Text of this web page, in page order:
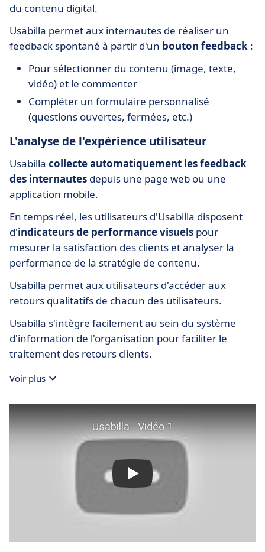
du contenu digital.
Usabilla permet aux internautes de réaliser un
feedback spontané à partir d'un bouton feedback :
Pour sélectionner du contenu (image, texte,
vidéo) et le commenter
Compléter un formulaire personnalisé
(questions ouvertes, fermées, etc.)
L'analyse de l'expérience utilisateur
Usabilla collecte automatiquement les feedback
des internautes depuis une page web ou une
application mobile.
En temps réel, les utilisateurs d'Usabilla disposent
d'indicateurs de performance visuels pour
mesurer la satisfaction des clients et analyser la
performance de la stratégie de contenu.
Usabilla permet aux utilisateurs d'accéder aux
retours qualitatifs de chacun des utilisateurs.
Usabilla s'intègre facilement au sein du système
d'information de l'organisation pour faciliter le
traitement des retours clients.
Voir plus